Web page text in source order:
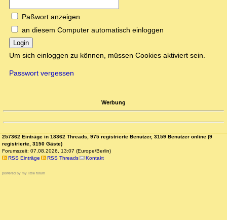
Paßwort anzeigen
an diesem Computer automatisch einloggen
Login
Um sich einloggen zu können, müssen Cookies aktiviert sein.
Passwort vergessen
Werbung
257362 Einträge in 18362 Threads, 975 registrierte Benutzer, 3159 Benutzer online (9
registrierte, 3150 Gäste)
Forumszeit: 07.08.2026, 13:07 (Europe/Berlin)
RSS Einträge
RSS Threads Kontakt
powered by my little forum